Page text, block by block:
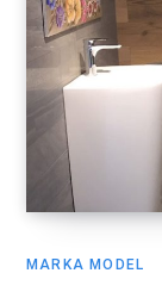
MARKA MODEL